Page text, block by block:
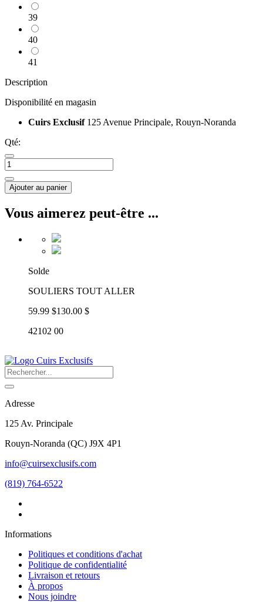
39
40
41
Description
Disponibilité en magasin
Cuirs Exclusif 125 Avenue Principale, Rouyn-Noranda
Qté:
Ajouter au panier
Vous aimerez peut-être ...
Solde
SOULIERS TOUT ALLER
59.99 $130.00 $
42102 00
Adresse
125 Av. Principale
Rouyn-Noranda (QC) J9X 4P1
info@cuirsexclusifs.com
(819) 764-6522
Informations
Politiques et conditions d'achat
Politique de confidentialité
Livraison et retours
À propos
Nous joindre